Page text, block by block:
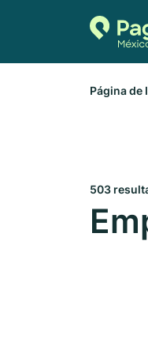
Página de
503